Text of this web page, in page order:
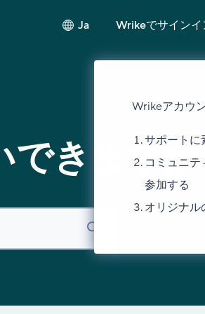
Ja Wrikeでサインイ
Wrikeアカウ
サポートに
コミュニ
参加する
オリジナル
できます